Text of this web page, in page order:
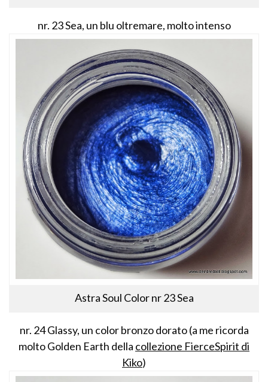
nr. 23 Sea, un blu oltremare, molto intenso
Astra Soul Color nr 23 Sea
nr. 24 Glassy, un color bronzo dorato (a me ricorda
molto Golden Earth della collezione FierceSpirit di
Kiko)